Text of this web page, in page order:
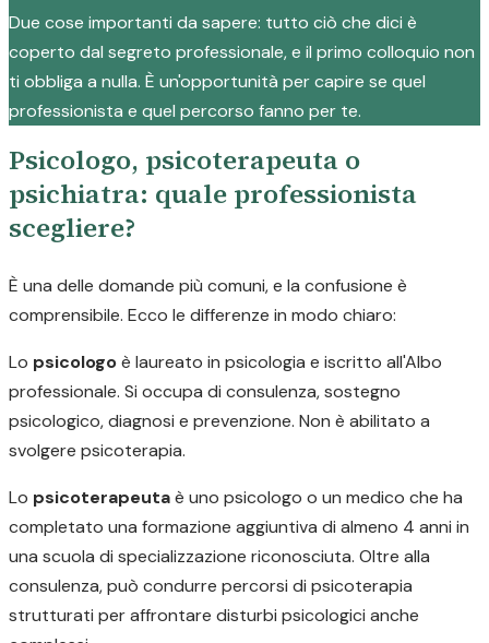
Due cose importanti da sapere: tutto ciò che dici è
coperto dal segreto professionale, e il primo colloquio non
ti obbliga a nulla. È un'opportunità per capire se quel
professionista e quel percorso fanno per te.
Psicologo, psicoterapeuta o
psichiatra: quale professionista
scegliere?
È una delle domande più comuni, e la confusione è
comprensibile. Ecco le differenze in modo chiaro:
Lo psicologoè laureato in psicologia e iscritto all'Albo
professionale. Si occupa di consulenza, sostegno
psicologico, diagnosi e prevenzione. Non è abilitato a
svolgere psicoterapia.
Lo psicoterapeutaè uno psicologo o un medico che ha
completato una formazione aggiuntiva di almeno 4 anni in
una scuola di specializzazione riconosciuta. Oltre alla
consulenza, può condurre percorsi di psicoterapia
strutturati per affrontare disturbi psicologici anche